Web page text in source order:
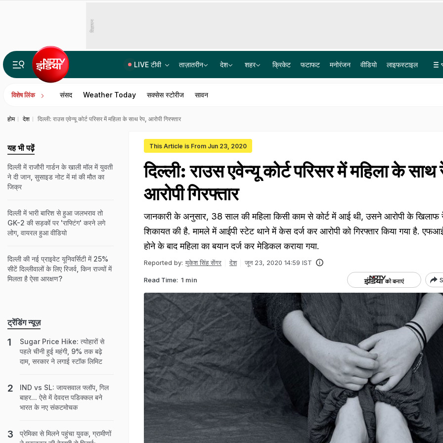
विज्ञापन
LIVE टीवी ताज़ातरीन देश शहर क्रिकेट फटाफट मनोरंजन वीडियो लाइफस्टाइल
विशेष लिंक संसद Weather Today सक्सेस स्टोरीज सावन
होम देश दिल्‍ली: राउस एवेन्‍यू कोर्ट परिसर में महिला के साथ रेप, आरोपी गिरफ्तार
This Article is From Jun 23, 2020
दिल्‍ली: राउस एवेन्‍यू कोर्ट परिसर में महिला के साथ
आरोपी गिरफ्तार
जानकारी के अनुसार, 38 साल की महिला किसी काम से कोर्ट में आई थी, उसने आरोपी के खिलाफ
शिकायत की है. मामले में आईपी स्टेट थाने में केस दर्ज कर आरोपी को गिरफ्तार किया गया है.
होने के बाद महिला का बयान दर्ज कर मेडिकल कराया गया.
Reported by: मुकेश सिंह सेंगर देश जून 23, 2020 14:59 IST
Read Time: 1 min
यह भी पढ़ें
दिल्ली में राजौरी गार्डन के खाली मॉल में युवती
ने दी जान, सुसाइड नोट में मां की मौत का
जिक्र
दिल्ली में भारी बारिश से हुआ जलभराव तो
GK-2 की सड़कों पर 'राफ्टिंग' करने लगे
लोग, वायरल हुआ वीडियो
दिल्ली की नई प्राइवेट यूनिवर्सिटी में 25%
सीटें दिल्लीवालों के लिए रिजर्व, किन राज्यों में
मिलता है ऐसा आरक्षण?
ट्रेंडिंग न्यूज़
Sugar Price Hike: त्योहारों से
पहले चीनी हुई महंगी, 9% तक बढ़े
दाम, सरकार ने लगाई स्टॉक लिमिट
IND vs SL: जायसवाल फ्लॉप, गिल
बाहर... ऐसे में देवदत्त पडिक्कल बने
भारत के नए संकटमोचक
प्रेमिका से मिलने पहुंचा युवक, ग्रामीणों